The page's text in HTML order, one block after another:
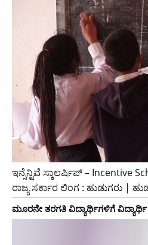
ಇನ್ಸೆನ್ಟಿವೆ ಸ್ಕಾಲರ್ಷಿಪ್ – Incentive
ರಾಜ್ಯ ಸರ್ಕಾರ ಲಿಂಗ : ಹುಡುಗರು |
ಮೂರನೇ ತರಗತಿ ವಿದ್ಯಾರ್ಥಿಗಳಿಗೆ